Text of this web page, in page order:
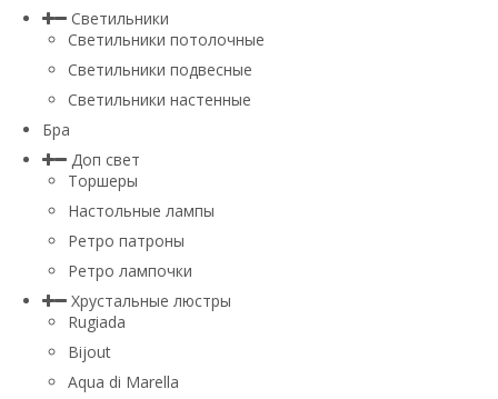
Светильники
Светильники потолочные
Светильники подвесные
Светильники настенные
Бра
Доп свет
Торшеры
Настольные лампы
Ретро патроны
Ретро лампочки
Хрустальные люстры
Rugiada
Bijout
Aqua di Marella